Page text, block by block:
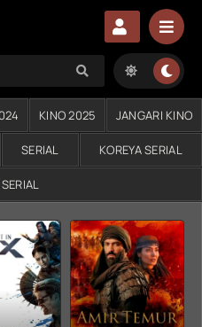
KINO 2025 JANGARI KINO
SERIAL KOREYA SERIAL